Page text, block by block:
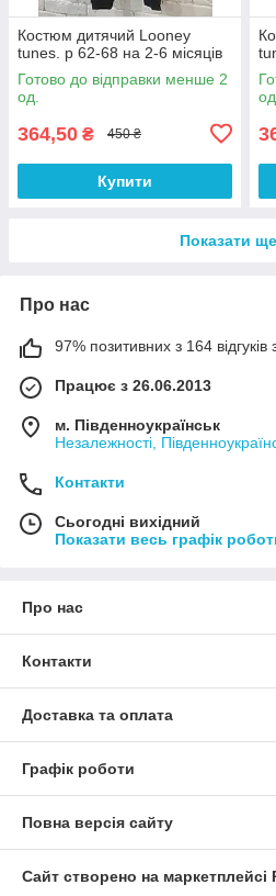
Костюм дитячий Looney
tunes. р 62-68 на 2-6 місяців
Готово до відправки менше 2
од.
364,50 ₴ 450 ₴
Купити
од.
Показати ще
Про нас
97% позитивних з 164 відгуків
Працює з 26.06.2013
м. Південноукраїнськ
Незалежності,
Контакти
Сьогодні вихідний
Показати весь графік
Про нас
Контакти
Доставка та оплата
Графік роботи
Повна версія сайту
Сайт створено на маркетплейсі